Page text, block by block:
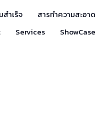
ำเร็จ
สารทำความสะอาด
Services ShowCase